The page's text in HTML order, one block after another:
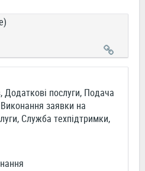
Додаткові послуги, Подача
заявки на
Служба техпідтримки,